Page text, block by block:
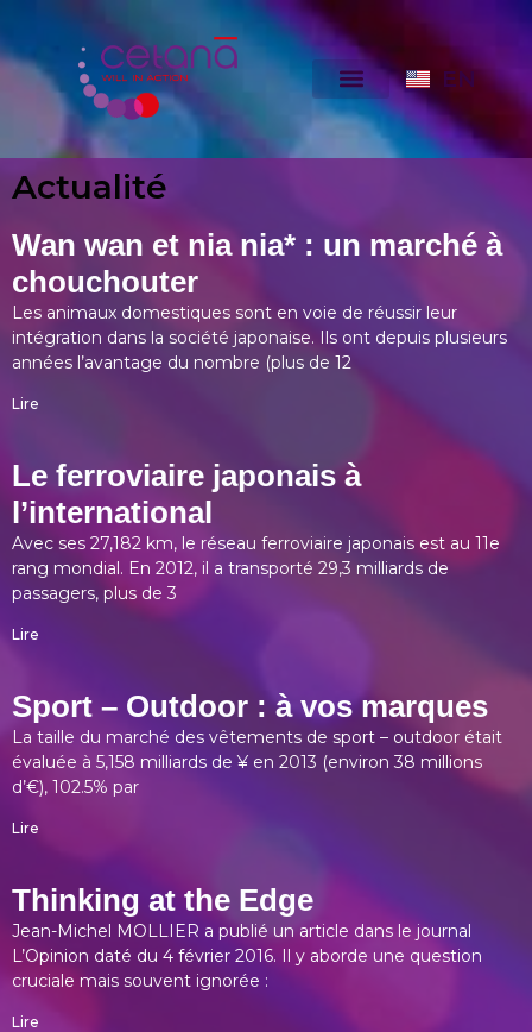
EN
Actualité
Wan wan et nia nia* : un marché à
chouchouter
Les animaux domestiques sont en voie de réussir leur
intégration dans la société japonaise. Ils ont depuis plusieurs
années l’avantage du nombre (plus de 12
Lire
Le ferroviaire japonais à
l’international
Avec ses 27,182 km, le réseau ferroviaire japonais est au 11e
rang mondial. En 2012, il a transporté 29,3 milliards de
passagers, plus de 3
Lire
Sport – Outdoor : à vos marques
La taille du marché des vêtements de sport – outdoor était
évaluée à 5,158 milliards de ¥ en 2013 (environ 38 millions
d’€), 102.5% par
Lire
Thinking at the Edge
Jean-Michel MOLLIER a publié un article dans le journal
L’Opinion daté du 4 février 2016. Il y aborde une question
cruciale mais souvent ignorée :
Lire